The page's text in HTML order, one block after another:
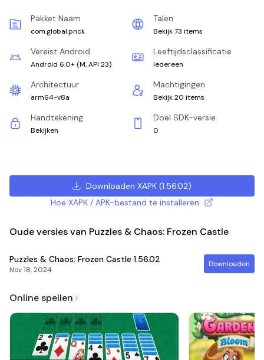
Pakket Naam
com.global.pnck
Talen
Bekijk 73 items
Vereist Android
Android 6.0+ (M, API 23)
Leeftijdsclassificatie
Iedereen
Architectuur
arm64-v8a
Machtigingen
Bekijk 20 items
Handtekening
Bekijken
Doel SDK-versie
0
Downloaden XAPK (1.56.02)
Hoe XAPK / APK-bestand te installeren
Oude versies van Puzzles & Chaos: Frozen Castle
Puzzles & Chaos: Frozen Castle 1.56.02
Nov 18, 2024
Downloaden
Online spellen